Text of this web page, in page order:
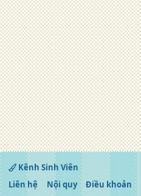
Kênh Sinh Viên
Liên hệ
Nội quy Điều khoản